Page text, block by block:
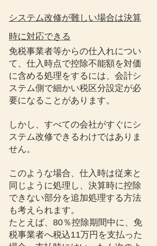
システム改修が難しい場合は決算
時に対応できる
免税事業者等からの仕入れについ
て、仕入時点で控除不能額を対価
に含める処理をするには、会計シ
ステム側で細かい税区分設定が必
要になることがあります。
しかし、すべての会社がすぐにシ
ステム改修できるわけではありま
せん。
このような場合、仕入時は従来と
同じように処理し、決算時に控除
できない部分を追加処理する方法
も考えられます。
たとえば、80％控除期間中に、免
税事業者へ税込11万円を支払った